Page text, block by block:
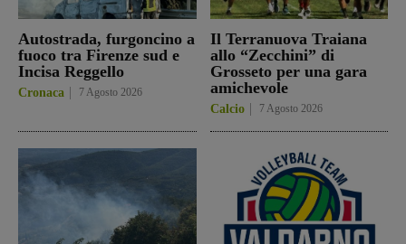
Autostrada, furgoncino a
fuoco tra Firenze sud e
Incisa Reggello
Cronaca 7 Agosto 2026
Il Terranuova Traiana
allo “Zecchini” di
Grosseto per una gara
amichevole
Calcio 7 Agosto 2026